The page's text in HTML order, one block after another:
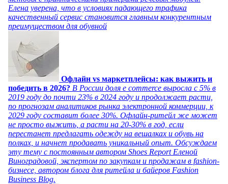
Елена уверена, что в условиях падающего трафика
качественный сервис становится главным конкурентным
преимуществом для обувной
Офлайн vs маркетплейсы: как выжить и
победить в 2026? В России доля e commerce выросла с 5% в
2019 году до почти 23% в 2024 году и продолжает расти,
по прогнозам аналитиков рынка электронной коммерции, к
2029 году составит более 30%. Офлайн-ритейл же может
не просто выжить, а расти на 20-30% в год, если
перестанет предлагать одежду на вешалках и обувь на
полках, и начнет продавать уникальный опыт. Обсуждаем
эту тему с постоянным автором Shoes Report Еленой
Виноградовой, экспертом по закупкам и продажам в fashion-
бизнесе, автором блога для ритейла и байеров Fashion
Business Blog.